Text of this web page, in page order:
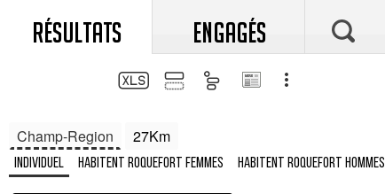
RÉSULTATS ENGAGÉS
Champ-Region 27Km
Individuel Habitent Roquefort Femmes Habitent Roquefort Hommes